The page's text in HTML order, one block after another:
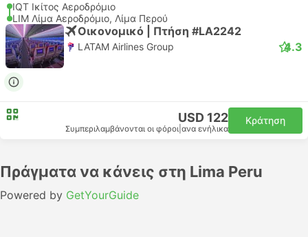
IQT Ικίτος Αεροδρόμιο
LIM Λίμα Αεροδρόμιο, Λίμα Περού
Οικονομικό | Πτήση #LA2242
LATAM Airlines Group 4.3
USD 122
Συμπεριλαμβάνονται οι φόροι ανα ενήλικα
Κράτηση
Πράγματα να κάνεις στη Lima Peru
Powered by GetYourGuide